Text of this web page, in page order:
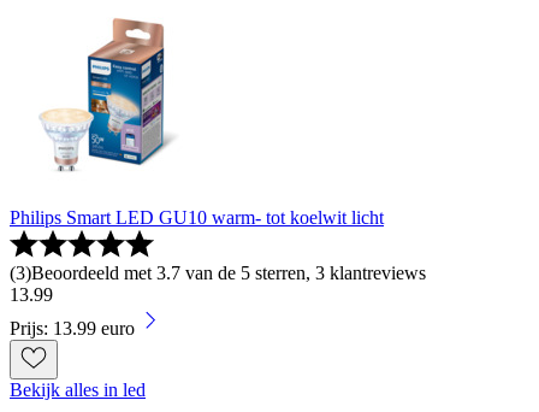
Philips Smart LED GU10 warm- tot koelwit licht
(3)Beoordeeld met 3.7 van de 5 sterren, 3 klantreviews
13.99
Prijs: 13.99 euro
Bekijk alles in led